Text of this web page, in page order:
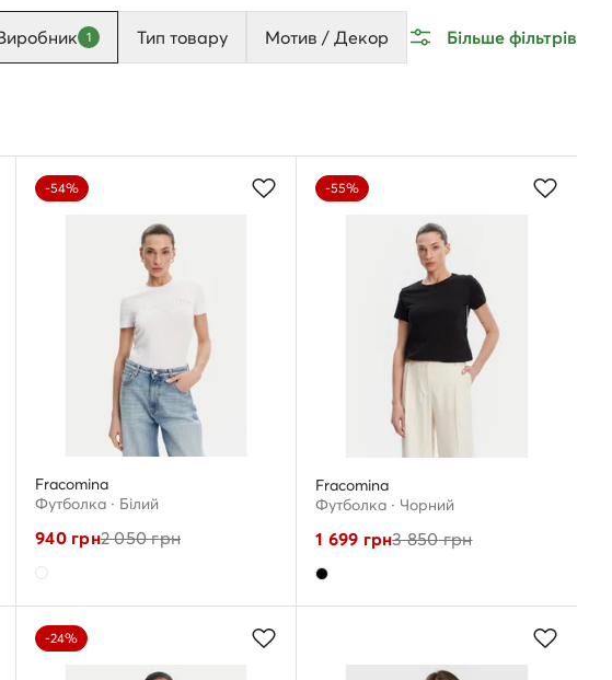
1 Тип товару Мотив / Декор Більше фільтрів
-54%
Fracomina
Футболка · Білий
940грн2 050грн
-55%
Fracomina
Футболка · Чорний
1 699 грн3 850грн
-24%